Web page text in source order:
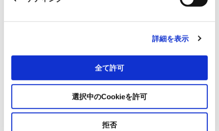
詳細を表示
全て許可
選択中のCookieを許可
拒否
生産性と品質向上を実現。